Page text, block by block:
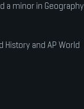
a minor in Geography
and AP World